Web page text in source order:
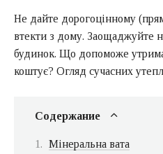
Не дайте дорогоцінному
втекти з дому. Заощаджуйте
будинок. Що допоможе
коштує? Огляд сучасних
Содержание
Мінеральна вата